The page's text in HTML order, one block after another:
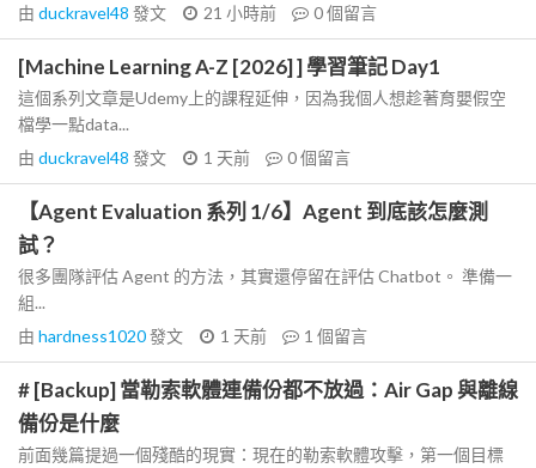
由 duckravel48 發文 21 小時前 0個留言
[Machine Learning A-Z [2026] ] 學習筆記 Day1
這個系列文章是Udemy上的課程延伸，因為我個人想趁著育嬰假空
檔學一點data...
由 duckravel48 發文 1 天前 0個留言
【Agent Evaluation 系列 1/6】Agent 到底該怎麼測
試？
很多團隊評估 Agent 的方法，其實還停留在評估 Chatbot。 準備一
組...
由 hardness1020發文 1 天前 1 個留言
# [Backup] 當勒索軟體連備份都不放過：Air Gap 與離線
備份是什麼
前面幾篇提過一個殘酷的現實：現在的勒索軟體攻擊，第一個目標